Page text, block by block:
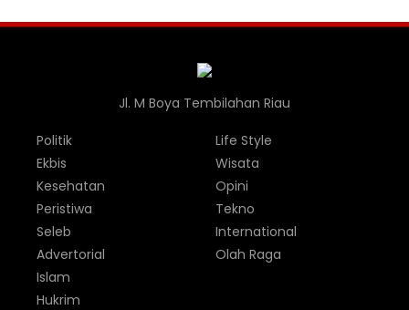
Jl. M Boya Tembilahan Riau
Politik
Ekbis
Kesehatan
Peristiwa
Seleb
Advertorial
Life Style
Wisata
Opini
Tekno
International
Olah Raga
Islam
Hukrim